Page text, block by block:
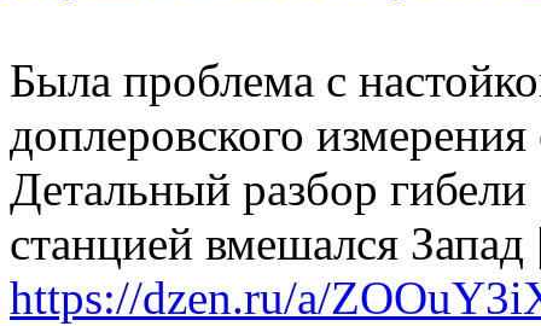
Была проблема с
доплеровского измерения
Детальный разбор
станцией вмешался
https://dzen.ru/a/